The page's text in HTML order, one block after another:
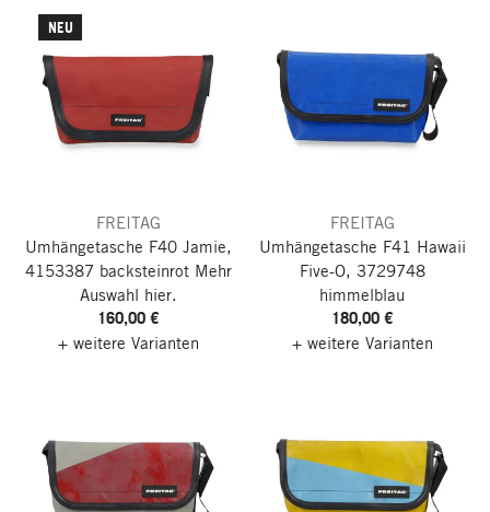
NEU
FREITAG
Umhängetasche F40 Jamie,
4153387 backsteinrotMehr
Auswahl hier.
160,00 €
+ weitere Varianten
FREITAG
Umhängetasche F41 Hawaii
Five-O, 3729748
himmelblau
180,00 €
+ weitere Varianten